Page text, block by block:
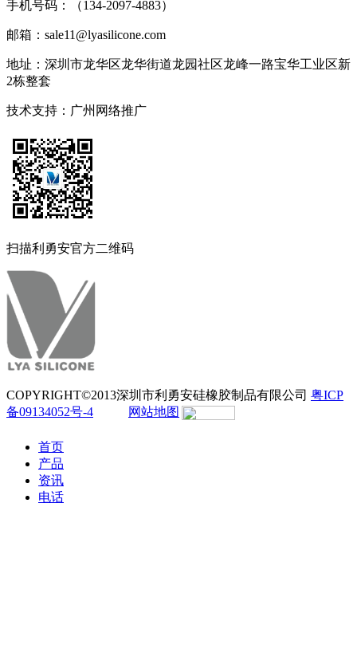
手机号码：（134-2097-4883）
邮箱：sale11@lyasilicone.com
地址：深圳市龙华区龙华街道龙园社区龙峰一路宝华工业区新
2栋整套
技术支持： 广州网络推广
扫描利勇安官方二维码
COPYRIGHT©2013深圳市利勇安硅橡胶制品有限公司 粤ICP
备09134052号-4
网站地图
首页
产品
资讯
电话